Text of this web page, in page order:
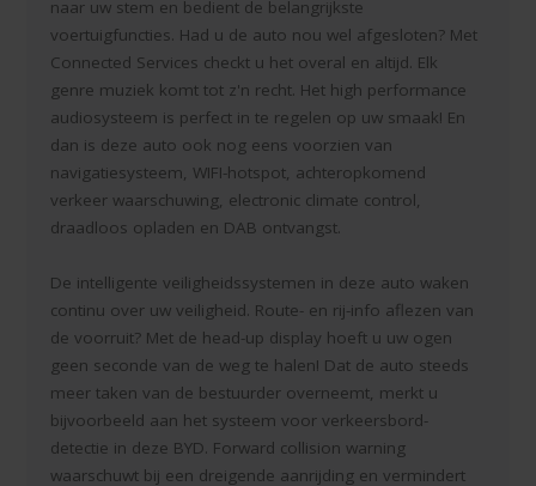
naar uw stem en bedient de belangrijkste
voertuigfuncties. Had u de auto nou wel afgesloten? Met
Connected Services checkt u het overal en altijd. Elk
genre muziek komt tot z'n recht. Het high performance
audiosysteem is perfect in te regelen op uw smaak! En
dan is deze auto ook nog eens voorzien van
navigatiesysteem, WIFI-hotspot, achteropkomend
verkeer waarschuwing, electronic climate control,
draadloos opladen en DAB ontvangst.
De intelligente veiligheidssystemen in deze auto waken
continu over uw veiligheid. Route- en rij-info aflezen van
de voorruit? Met de head-up display hoeft u uw ogen
geen seconde van de weg te halen! Dat de auto steeds
meer taken van de bestuurder overneemt, merkt u
bijvoorbeeld aan het systeem voor verkeersbord-
detectie in deze BYD. Forward collision warning
waarschuwt bij een dreigende aanrijding en vermindert